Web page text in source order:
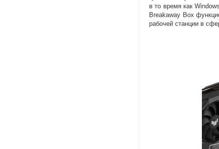
в то время как
Breakaway Box
рабочей станции в